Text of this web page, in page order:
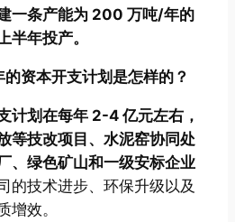
一条产能为 200 万吨/年的
半年投产。
资本开支计划是怎样的？
计划在每年 2-4 亿元左右，
等技改项目、水泥窑协同处
、绿色矿山和一级安标企业
的技术进步、环保升级以及
增效。